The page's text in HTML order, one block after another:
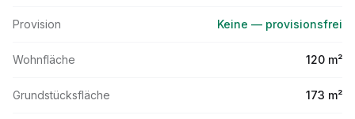
Provision Keine — provisionsfrei
Wohnfläche 120 m²
Grundstücksfläche 173 m²